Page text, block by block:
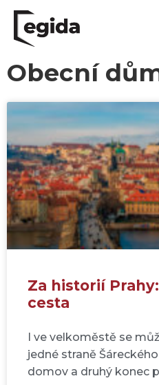
Obecní
Za historií
cesta
I ve velkoměstě se
jedné straně
domov a druhý konec